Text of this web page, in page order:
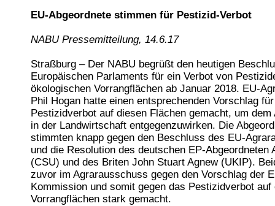
EU-Abgeordnete stimmen für Pestizid-Verbot
NABU Pressemitteilung, 14.6.17
Straßburg – Der NABU begrüßt den heutigen
Europäischen Parlaments für ein Verbot von
ökologischen Vorrangflächen ab Januar 2018. EU-
Phil Hogan hatte einen entsprechenden Vorschlag
Pestizidverbot auf diesen Flächen gemacht, um
in der Landwirtschaft entgegenzuwirken. Die
stimmten knapp gegen den Beschluss des EU-
und die Resolution des deutschen EP-Abgeordneten
(CSU) und des Briten John Stuart Agnew (UKIP).
zuvor im Agrarausschuss gegen den Vorschlag der
Kommission und somit gegen das Pestizidverbot auf
Vorrangflächen stark gemacht.